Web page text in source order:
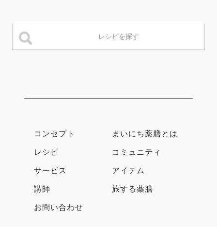
コンセプト まいにち薬膳とは
レシピ コミュニティ
サービス アイテム
講師 旅する薬膳
お問い合わせ